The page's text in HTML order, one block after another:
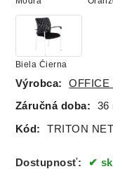
Biela Čierna
Výrobca: OFFICE
Záručná doba: 36
Kód: TRITON
Dostupnosť: